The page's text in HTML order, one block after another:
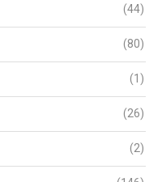
(44)
(80)
(1)
(26)
(2)